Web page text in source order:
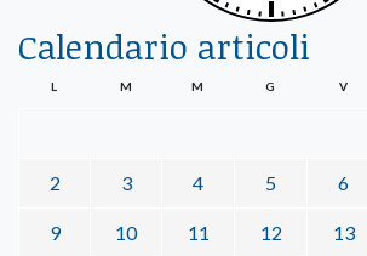
Calendario articoli
L M M G V
2 3 4 5 6
9 10 11 12 13